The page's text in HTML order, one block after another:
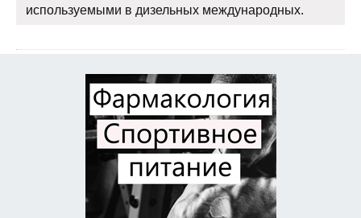
используемыми в дизельных международных.